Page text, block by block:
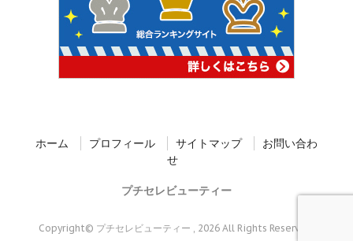
ホーム プロフィール サイトマップ
お問い合わ
せ
プチセレビューティー
Copyright© プチセレビューティー , 2026 All Rights Reserved.